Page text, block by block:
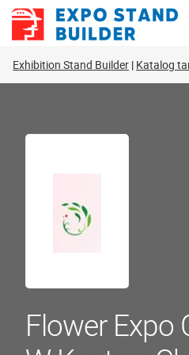
Skip
Exhibition Stand Builder Katalog
Flower Expo